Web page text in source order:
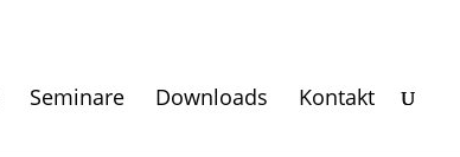
Seminare Downloads Kontakt